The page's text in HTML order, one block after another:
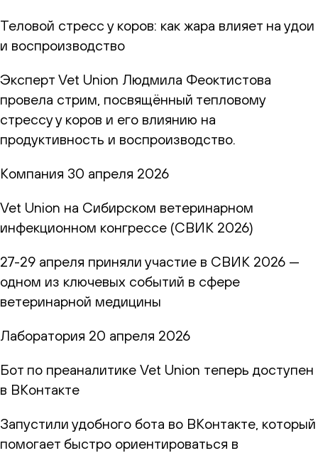
Теловой стресс у коров: как жара влияет на удои
и воспроизводство
Эксперт Vet Union Людмила Феоктистова
провела стрим, посвящённый тепловому
стрессу у коров и его влиянию на
продуктивность и воспроизводство.
Компания 30 апреля 2026
Vet Union на Сибирском ветеринарном
инфекционном конгрессе (СВИК 2026)
27-29 апреля приняли участие в СВИК 2026 —
одном из ключевых событий в сфере
ветеринарной медицины
Лаборатория 20 апреля 2026
Бот по преаналитике Vet Union теперь доступен
в ВКонтакте
Запустили удобного бота во ВКонтакте, который
помогает быстро ориентироваться в